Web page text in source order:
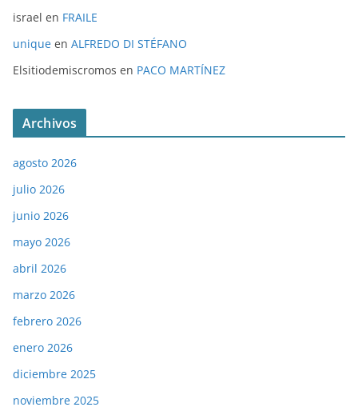
israel en FRAILE
unique en ALFREDO DI STÉFANO
Elsitiodemiscromos en PACO MARTÍNEZ
Archivos
agosto 2026
julio 2026
junio 2026
mayo 2026
abril 2026
marzo 2026
febrero 2026
enero 2026
diciembre 2025
noviembre 2025